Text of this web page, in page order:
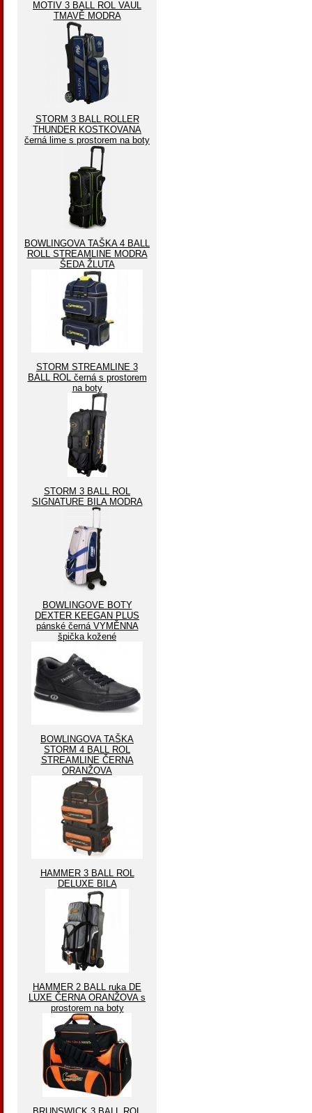
MOTIV 3 BALL ROL VAUL
TMAVĚ MODRA
STORM 3 BALL ROLLER
THUNDER KOSTKOVANA
černá lime s prostorem na boty
BOWLINGOVA TAŠKA 4 BALL
ROLL STREAMLINE MODRA
ŠEDA ŽLUTA
STORM STREAMLINE 3
BALL ROL černá s prostorem
na boty
STORM 3 BALL ROL
SIGNATURE BILA MODRA
BOWLINGOVE BOTY
DEXTER KEEGAN PLUS
pánské černá VYMĚNNA
špička kožené
BOWLINGOVA TAŠKA
STORM 4 BALL ROL
STREAMLINE ČERNA
ORANŽOVA
HAMMER 3 BALL ROL
DELUXE BILA
HAMMER 2 BALL ruka DE
LUXE ČERNA ORANŽOVA s
prostorem na boty